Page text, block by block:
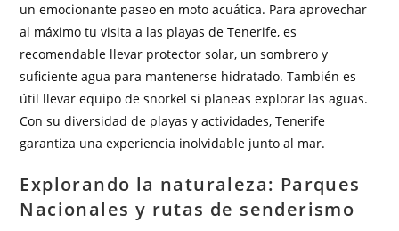
un emocionante paseo en moto acuática. Para aprovechar
al máximo tu visita a las playas de Tenerife, es
recomendable llevar protector solar, un sombrero y
suficiente agua para mantenerse hidratado. También es
útil llevar equipo de snorkel si planeas explorar las aguas.
Con su diversidad de playas y actividades, Tenerife
garantiza una experiencia inolvidable junto al mar.
Explorando la naturaleza: Parques
Nacionales y rutas de senderismo